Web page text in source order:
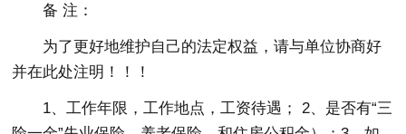
备 注：
为了更好地维护自己的法定权益，请与单位协商好
并在此处注明！！！
1、工作年限，工作地点，工资待遇； 2、是否有“三